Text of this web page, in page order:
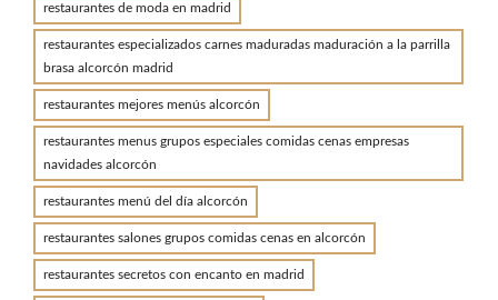
restaurantes de moda en madrid
restaurantes especializados carnes maduradas maduración a la parrilla
brasa alcorcón madrid
restaurantes mejores menús alcorcón
restaurantes menus grupos especiales comidas cenas empresas
navidades alcorcón
restaurantes menú del día alcorcón
restaurantes salones grupos comidas cenas en alcorcón
restaurantes secretos con encanto en madrid